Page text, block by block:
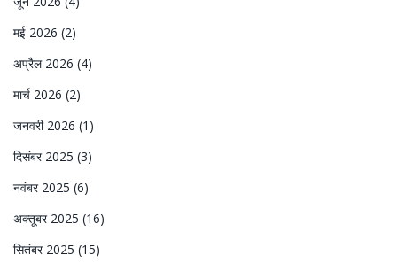
मई 2026 (2)
अप्रैल 2026 (4)
मार्च 2026 (2)
जनवरी 2026 (1)
दिसंबर 2025 (3)
नवंबर 2025 (6)
अक्तूबर 2025 (16)
सितंबर 2025 (15)